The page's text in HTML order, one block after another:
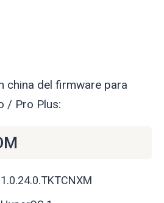
china del firmware para
/ Pro Plus:
1.0.24.0.TKTCNXM